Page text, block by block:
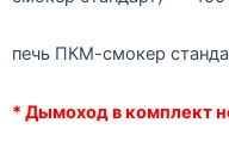
печь ПКМ-смокер
* Дымоход в комплект